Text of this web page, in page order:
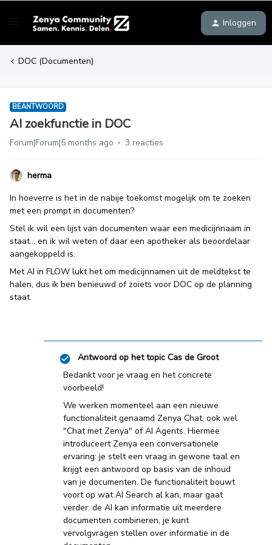
Inloggen
DOC (Documenten)
BEANTWOORD
AI zoekfunctie in DOC
Forum|Forum|5 months ago 3 reacties
herma
In hoeverre is het in de nabije toekomst mogelijk om te zoeken
met een prompt in documenten?
Stel ik wil een lijst van documenten waar een medicijnnaam in
staat… en ik wil weten of daar een apotheker als beoordelaar
aangekoppeld is.
Met AI in FLOW lukt het om medicijnnamen uit de meldtekst te
halen, dus ik ben benieuwd of zoiets voor DOC op de planning
staat.
Antwoord op het topic Cas de Groot
Bedankt voor je vraag en het concrete
voorbeeld!
We werken momenteel aan een nieuwe
functionaliteit genaamd Zenya Chat, ook wel
"Chat met Zenya" of AI Agents. Hiermee
introduceert Zenya een conversationele
ervaring: je stelt een vraag in gewone taal en
krijgt een antwoord op basis van de inhoud
van je documenten. De functionaliteit bouwt
voort op wat AI Search al kan, maar gaat
verder: de AI kan informatie uit meerdere
documenten combineren, je kunt
vervolgvragen stellen over informatie in de